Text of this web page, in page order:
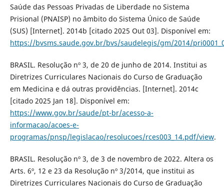
Saúde das Pessoas Privadas de Liberdade no Sistema
Prisional (PNAISP) no âmbito do Sistema Único de Saúde
(SUS) [Internet]. 2014b [citado 2025 Out 03]. Disponível em:
https://bvsms.saude.gov.br/bvs/saudelegis/gm/2014/
BRASIL. Resolução nº 3, de 20 de junho de 2014. Institui as
Diretrizes Curriculares Nacionais do Curso de Graduação
em Medicina e dá outras providências. [Internet]. 2014c
[citado 2025 Jan 18]. Disponível em:
https://www.gov.br/saude/pt-br/acesso-a-
informacao/acoes-e-
programas/pnsp/legislacao/resolucoes/rces003_14.pdf/view.
BRASIL. Resolução nº 3, de 3 de novembro de 2022. Altera os
Arts. 6º, 12 e 23 da Resolução nº 3/2014, que institui as
Diretrizes Curriculares Nacionais do Curso de Graduação